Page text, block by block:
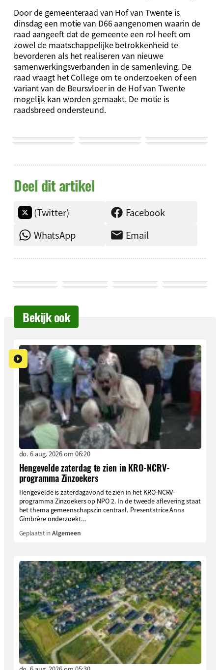
Door de gemeenteraad van Hof van Twente is
dinsdag een motie van D66 aangenomen waarin de
raad aangeeft dat de gemeente een rol heeft om
zowel de maatschappelijke betrokkenheid te
bevorderen als het realiseren van nieuwe
samenwerkingsverbanden in de samenleving. De
raad vraagt het College om te onderzoeken of een
variant van de Beursvloer in de Hof van Twente
mogelijk kan worden gemaakt. De motie is
raadsbreed ondersteund.
Deel dit artikel
(Twitter)
Facebook
WhatsApp
Email
Bekijk ook
do. 6 aug. 2026 om 06:20
Hengevelde zaterdag te zien in KRO-NCRV-
programma Zinzoekers
Hengevelde is zaterdagavond te zien in het KRO-NCRV-
programma Zinzoekers op NPO 2. In de tweede aflevering staat
het thema gemeenschapszin centraal. Presentatrice Anna
Gimbrère onderzoekt...
Geplaatst inAlgemeen